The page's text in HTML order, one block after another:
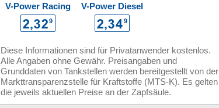
V-Power Racing V-Power Diesel
Diese Informationen sind für Privatanwender kostenlos.
Alle Angaben ohne Gewähr. Preisangaben und
Grunddaten von Tankstellen werden bereitgestellt von der
Markttransparenzstelle für Kraftstoffe (MTS-K). Es gelten
die jeweils aktuellen Preise an der Zapfsäule.